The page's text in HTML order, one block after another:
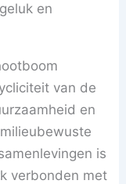
en
van de
en
is
verbonden met